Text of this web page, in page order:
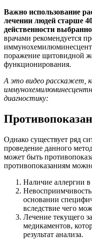
Важно использование
лечении людей старше
действенности
врачами рекомендуется
поражение щитовидной
функционирования.
А это видео расскажет,
диагностику:
Однако существует ряд
проведение данного
может быть
противопоказаниям
Наличие аллергии
основании
вследствие чего
Лечение текущего
медикаментов,
результат анализа.